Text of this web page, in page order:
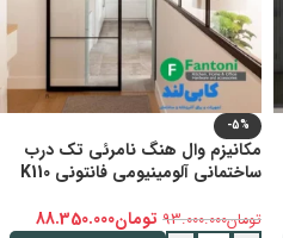
-5%
مکانیزم وال هنگ نامرئی تک درب
ساختمانی آلومینیومی فانتونی K110
تومان93.000.000 تومان88.350.000